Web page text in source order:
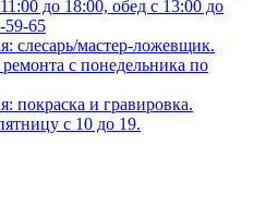
до 18:00, обед с 13:00 до
59-65
слесарь/мастер-ложевщик.
с понедельника по
покраска и гравировка.
с 10 до 19.